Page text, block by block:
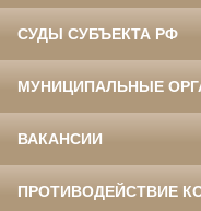
СУДЫ СУБЪЕКТА РФ
МУНИЦИПАЛЬНЫЕ
ВАКАНСИИ
ПРОТИВОДЕЙСТВИЕ